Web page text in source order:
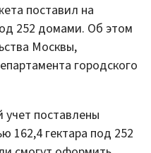
поставил на
252 домами. Об этом
Москвы,
городского
учет поставлены
162,4 гектара под 252